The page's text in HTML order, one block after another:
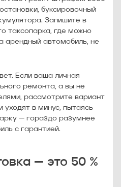
буксировочный
Запишите в
таксопарка, где можно
арендный автомобиль, не
Если ваша личная
ремонта, а вы не
рассмотрите вариант
в минус, пытаясь
— гораздо разумнее
с гарантией.
— это 50 %